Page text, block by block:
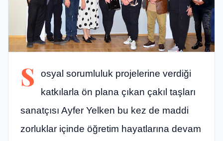
S
osyal sorumluluk projelerine verdiği
katkılarla ön plana çıkan çakıl taşları
sanatçısı Ayfer Yelken bu kez de maddi
zorluklar içinde öğretim hayatlarına devam